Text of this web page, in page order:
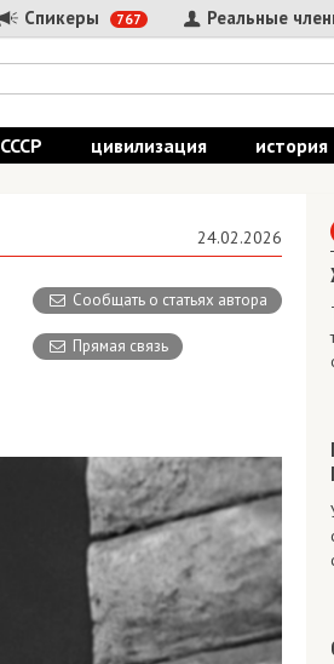
Спикеры 767 Реальные
СССР цивилизация история
24.02.2026
Сообщать о статьях автора
Прямая связь